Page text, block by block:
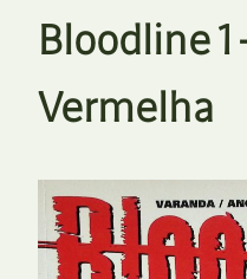
Bloodline 1
Vermelha